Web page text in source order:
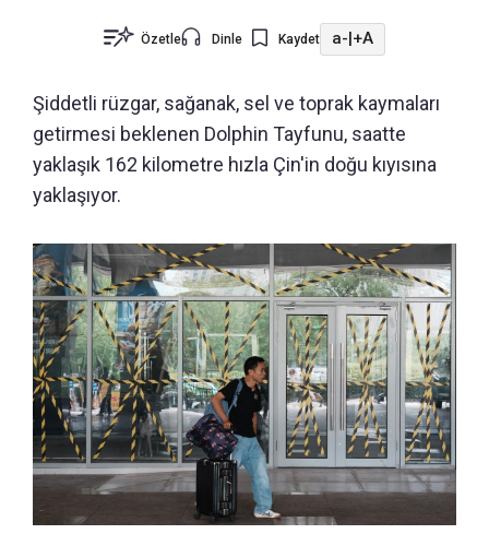
Özetle Dinle Kaydet a-|+A
Şiddetli rüzgar, sağanak, sel ve toprak kaymaları
getirmesi beklenen Dolphin Tayfunu, saatte
yaklaşık 162 kilometre hızla Çin'in doğu kıyısına
yaklaşıyor.